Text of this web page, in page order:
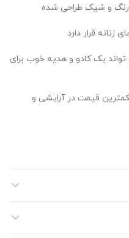
و شیک طراحی شده
قرار دارد
یک کادو و هدیه خوب برای
قیمت در آرایشی و